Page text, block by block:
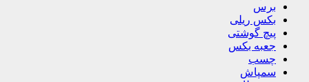
برس
بکس ریلی
پیچ گوشتی
جعبه بکس
چسب
سمپاش